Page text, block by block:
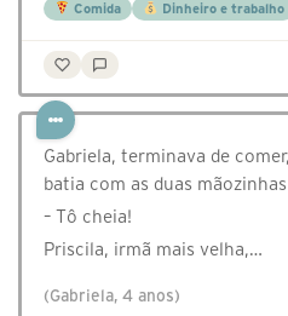
Comida Dinheiro e trabalho
Gabriela, terminava de
batia com as duas
– Tô cheia!
Priscila, irmã mais velha,…
(Gabriela, 4 anos)